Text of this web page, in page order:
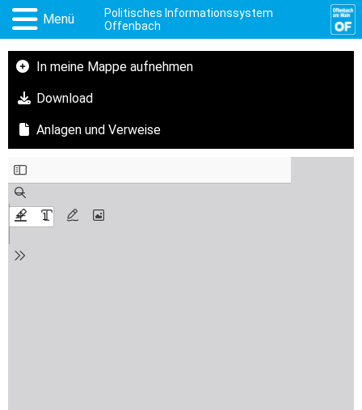
Menü
Politisches Informationssystem
Offenbach
In meine Mappe aufnehmen
Download
Anlagen und Verweise